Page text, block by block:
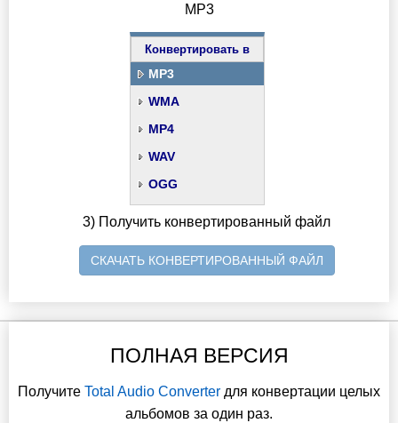
MP3
Конвертировать в
MP3
WMA
MP4
WAV
OGG
3) Получить конвертированный файл
СКАЧАТЬ КОНВЕРТИРОВАННЫЙ ФАЙЛ
ПОЛНАЯ ВЕРСИЯ
Получите Total Audio Converter для конвертации целых
альбомов за один раз.